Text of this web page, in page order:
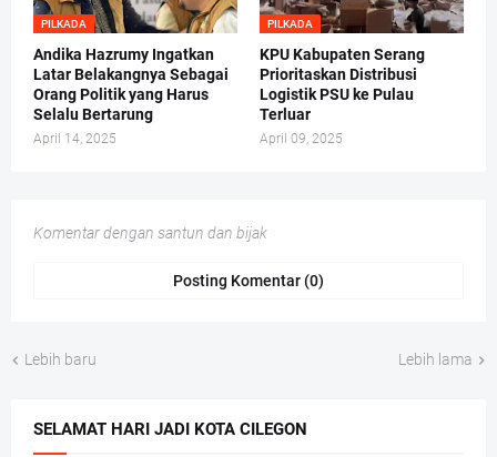
PILKADA
Andika Hazrumy Ingatkan
Latar Belakangnya Sebagai
Orang Politik yang Harus
Selalu Bertarung
April 14, 2025
PILKADA
KPU Kabupaten Serang
Prioritaskan Distribusi
Logistik PSU ke Pulau
Terluar
April 09, 2025
Komentar dengan santun dan bijak
Posting Komentar (0)
Lebih baru Lebih lama
SELAMAT HARI JADI KOTA CILEGON